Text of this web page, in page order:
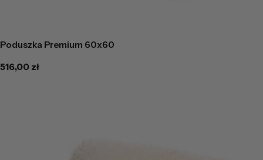
Poduszka Premium 60x60
Cena
516,00 zł